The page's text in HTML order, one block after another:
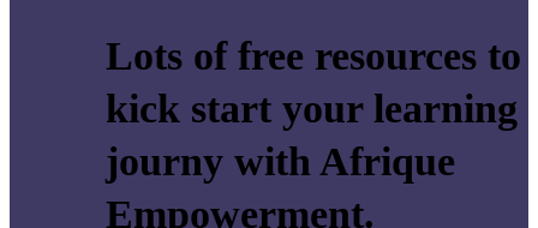
Lots of free resources to
kick start your learning
journy with Afrique
Empowerment.